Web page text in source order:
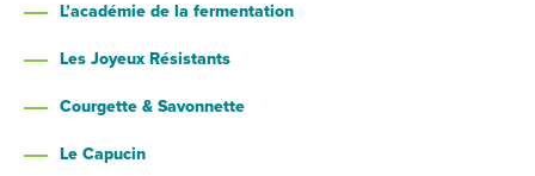
L’académie de la fermentation
Les Joyeux Résistants
Courgette & Savonnette
Le Capucin